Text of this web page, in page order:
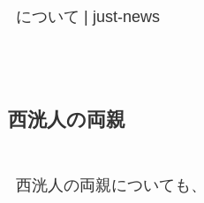
西洸人の両親
西洸人の両親についても